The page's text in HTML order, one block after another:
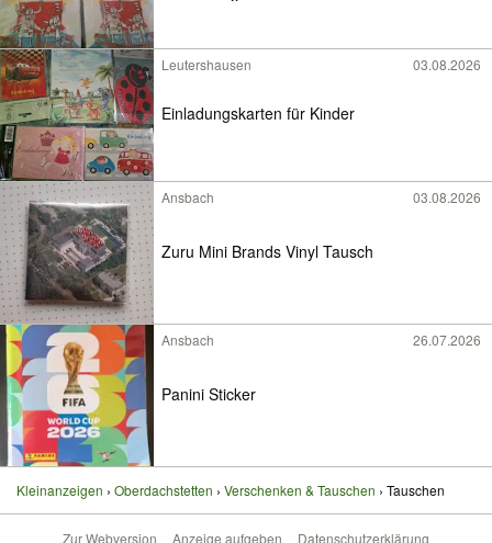
Leutershausen 03.08.2026
Einladungskarten für Kinder
Ansbach 03.08.2026
Zuru Mini Brands Vinyl Tausch
Ansbach 26.07.2026
Panini Sticker
Kleinanzeigen Oberdachstetten Verschenken & Tauschen Tauschen
Zur Webversion Anzeige aufgeben Datenschutzerklärung